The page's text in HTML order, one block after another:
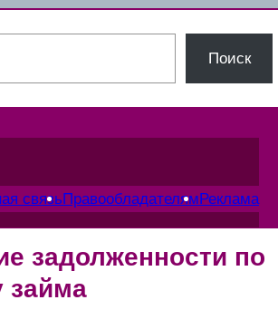
Поиск
связьПравообладателямРеклама
задолженности по
займа